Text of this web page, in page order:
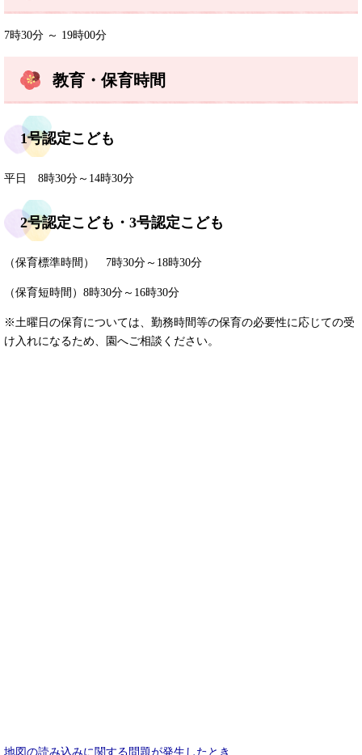
7時30分 ～ 19時00分
教育・保育時間
1号認定こども
平日 8時30分～14時30分
2号認定こども・3号認定こども
（保育標準時間） 7時30分～18時30分
（保育短時間）8時30分～16時30分
※土曜日の保育については、勤務時間等の保育の必要性に応じての受
け入れになるため、園へご相談ください。
地図の読み込みに関する問題が発生したとき